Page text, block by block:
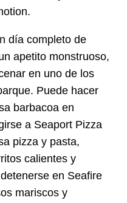
día completo de
apetito monstruoso,
en uno de los
Puede hacer
barbacoa en
a Seaport Pizza
pizza y pasta,
calientes y
en Seafire
mariscos y